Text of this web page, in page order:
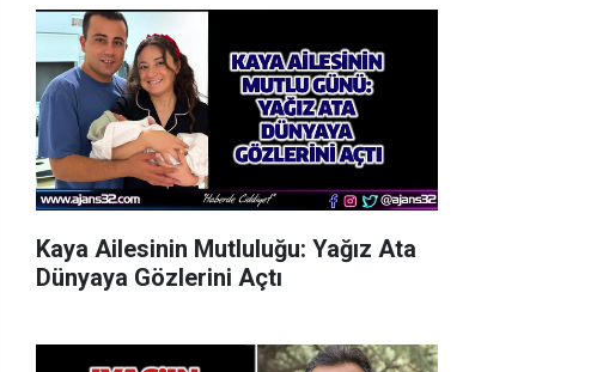
Kaya Ailesinin Mutluluğu: Yağız Ata
Dünyaya Gözlerini Açtı